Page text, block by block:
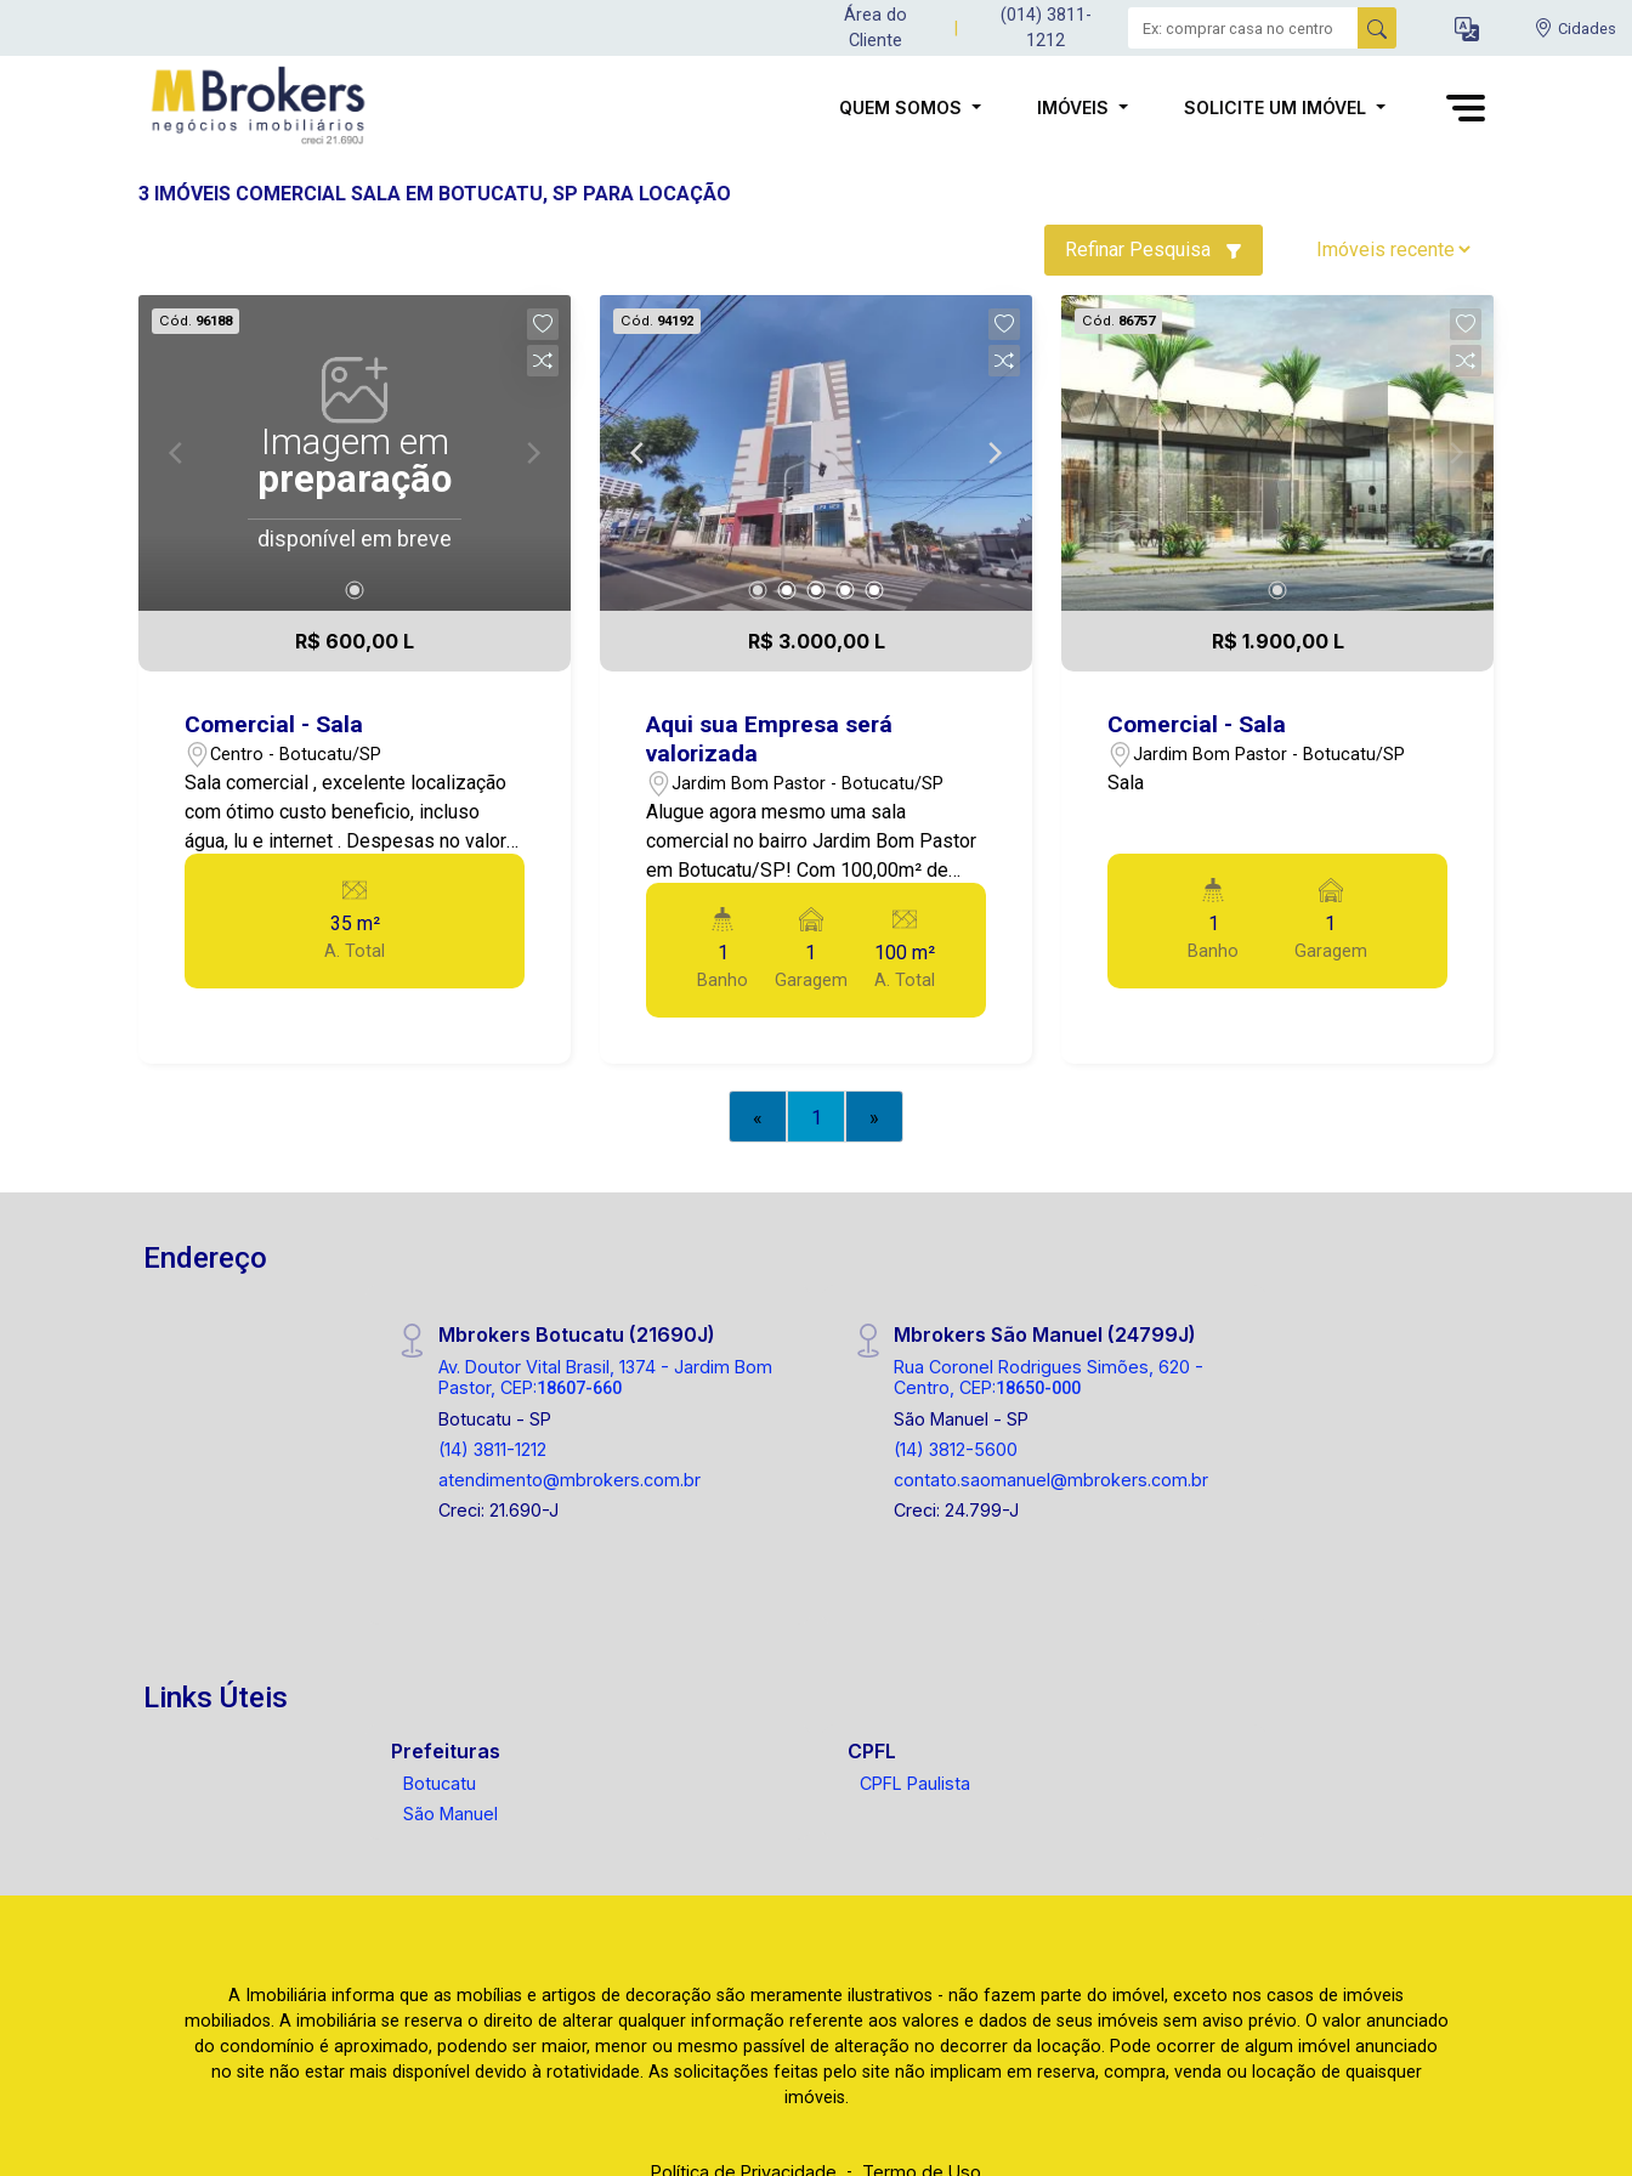
Área do
Cliente
(014) 3811-
1212
Cidades
QUEM SOMOS IMÓVEIS SOLICITE UM IMÓVEL
3 IMÓVEIS COMERCIAL SALA EM BOTUCATU, SP PARA LOCAÇÃO
Refinar Pesquisa
Cód. 96188
Imagem em
preparação
disponível em breve
R$ 600,00 L
Comercial - Sala
Centro - Botucatu/SP
Sala comercial , excelente localização
com ótimo custo beneficio, incluso
água, lu e internet . Despesas no valor
de 150,00
35 m²
A. Total
Cód. 94192
R$ 3.000,00 L
Aqui sua Empresa será
valorizada
Jardim Bom Pastor - Botucatu/SP
Alugue agora mesmo uma sala
comercial no bairro Jardim Bom Pastor
em Botucatu/SP! Com 100,00m² de
área total e 1 garagem, essa é a
oportunidade perfeita para quem busca
um espaço amplo e bem localizado
para o seu negócio. A sala possui área
útil de 100,00m². O imóvel está em
proporcionando um ambiente agradável
e confortável para seus clientes e
região privilegiada, o bairro Jardim Bom
próxima a importantes vias de acesso,
facilitando o deslocamento para outras
tempo e agende agora mesmo uma
visita para conhecer essa excelente
opção de locação de sala comercial em
Botucatu/SP. Entre em contato conosco
1
Banho
1
Garagem
100 m²
A. Total
Cód. 86757
R$ 1.900,00 L
Comercial - Sala
Jardim Bom Pastor - Botucatu/SP
Sala
1
Banho
1
Garagem
« 1 »
Endereço
Mbrokers Botucatu (21690J)
Av. Doutor Vital Brasil, 1374 - Jardim Bom
Pastor, CEP:18607-660
Botucatu - SP
(14) 3811-1212
atendimento@mbrokers.com.br
Creci: 21.690-J
Mbrokers São Manuel (24799J)
Rua Coronel Rodrigues Simões, 620 -
Centro, CEP:18650-000
São Manuel - SP
(14) 3812-5600
contato.saomanuel@mbrokers.com.br
Creci: 24.799-J
Links Úteis
Prefeituras
Botucatu
São Manuel
CPFL
CPFL Paulista
A Imobiliária informa que as mobílias e artigos de decoração são meramente ilustrativos - não fazem parte do imóvel, exceto nos casos de imóveis
mobiliados. A imobiliária se reserva o direito de alterar qualquer informação referente aos valores e dados de seus imóveis sem aviso prévio. O valor anunciado
do condomínio é aproximado, podendo ser maior, menor ou mesmo passível de alteração no decorrer da locação. Pode ocorrer de algum imóvel anunciado
no site não estar mais disponível devido à rotatividade. As solicitações feitas pelo site não implicam em reserva, compra, venda ou locação de quaisquer
imóveis.